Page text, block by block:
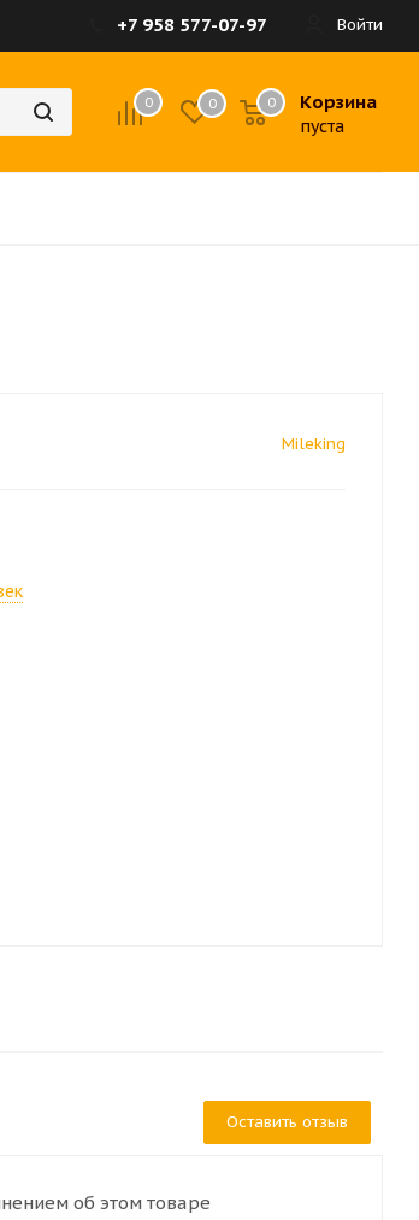
Войти
+7 958 577-07-97
0 0 Корзина
пуста
0
Mileking
Оставить отзыв
об этом товаре